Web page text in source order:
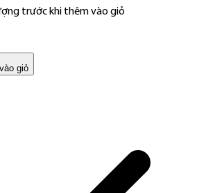
trước khi thêm vào giỏ
giỏ